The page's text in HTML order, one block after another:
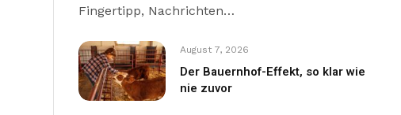
Fingertipp, Nachrichten…
August 7, 2026
Der Bauernhof-Effekt, so klar wie
nie zuvor